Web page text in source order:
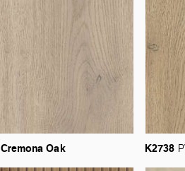
Cremona Oak K2738